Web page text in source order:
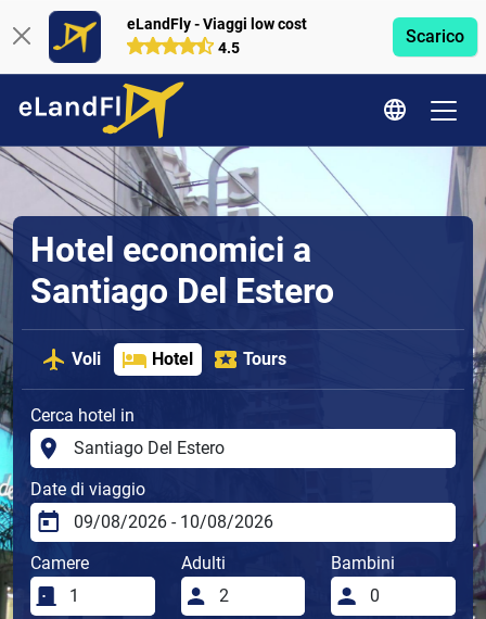
eLandFly - Viaggi low cost
4.5
Scarico
Hotel economici a
Santiago Del Estero
Voli Hotel Tours
Cerca hotel in
Date di viaggio
Camere Adulti Bambini